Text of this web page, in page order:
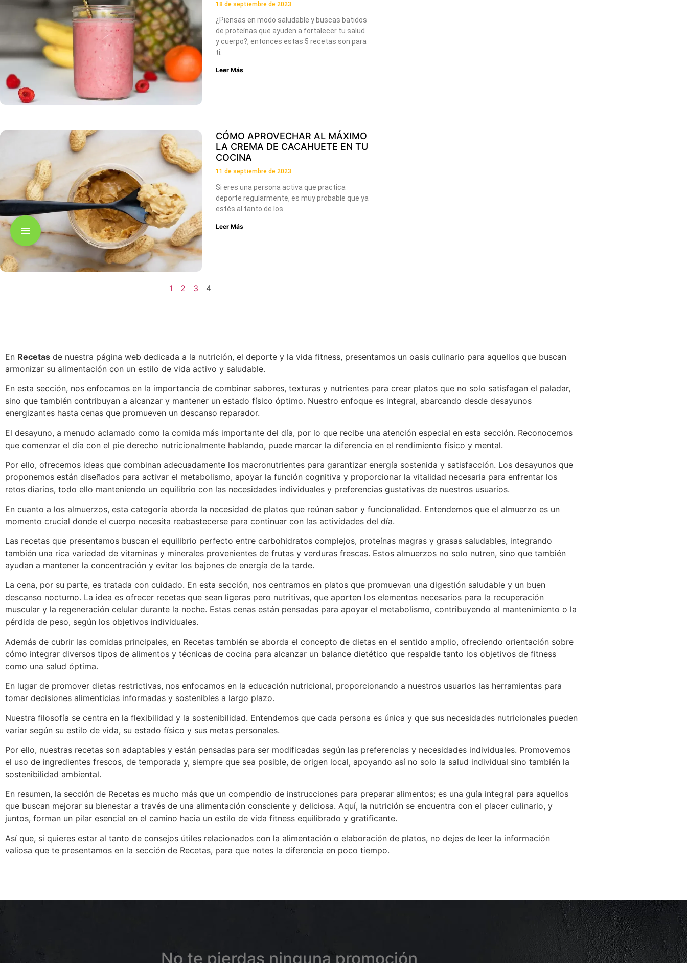
18 de septiembre de 2023
¿Piensas en modo saludable y buscas batidos
de proteínas que ayuden a fortalecer tu salud
y cuerpo?, entonces estas 5 recetas son para
ti.
Leer Más
CÓMO APROVECHAR AL MÁXIMO
LA CREMA DE CACAHUETE EN TU
COCINA
11 de septiembre de 2023
Si eres una persona activa que practica
deporte regularmente, es muy probable que ya
estés al tanto de los
Leer Más
1 2 3 4
En Recetas de nuestra página web dedicada a la nutrición, el deporte y la vida fitness, presentamos un oasis culinario para aquellos que buscan
armonizar su alimentación con un estilo de vida activo y saludable.
En esta sección, nos enfocamos en la importancia de combinar sabores, texturas y nutrientes para crear platos que no solo satisfagan el paladar,
sino que también contribuyan a alcanzar y mantener un estado físico óptimo. Nuestro enfoque es integral, abarcando desde desayunos
energizantes hasta cenas que promueven un descanso reparador.
El desayuno, a menudo aclamado como la comida más importante del día, por lo que recibe una atención especial en esta sección. Reconocemos
que comenzar el día con el pie derecho nutricionalmente hablando, puede marcar la diferencia en el rendimiento físico y mental.
Por ello, ofrecemos ideas que combinan adecuadamente los macronutrientes para garantizar energía sostenida y satisfacción. Los desayunos que
proponemos están diseñados para activar el metabolismo, apoyar la función cognitiva y proporcionar la vitalidad necesaria para enfrentar los
retos diarios, todo ello manteniendo un equilibrio con las necesidades individuales y preferencias gustativas de nuestros usuarios.
En cuanto a los almuerzos, esta categoría aborda la necesidad de platos que reúnan sabor y funcionalidad. Entendemos que el almuerzo es un
momento crucial donde el cuerpo necesita reabastecerse para continuar con las actividades del día.
Las recetas que presentamos buscan el equilibrio perfecto entre carbohidratos complejos, proteínas magras y grasas saludables, integrando
también una rica variedad de vitaminas y minerales provenientes de frutas y verduras frescas. Estos almuerzos no solo nutren, sino que también
ayudan a mantener la concentración y evitar los bajones de energía de la tarde.
La cena, por su parte, es tratada con cuidado. En esta sección, nos centramos en platos que promuevan una digestión saludable y un buen
descanso nocturno. La idea es ofrecer recetas que sean ligeras pero nutritivas, que aporten los elementos necesarios para la recuperación
muscular y la regeneración celular durante la noche. Estas cenas están pensadas para apoyar el metabolismo, contribuyendo al mantenimiento o la
pérdida de peso, según los objetivos individuales.
Además de cubrir las comidas principales, en Recetas también se aborda el concepto de dietas en el sentido amplio, ofreciendo orientación sobre
cómo integrar diversos tipos de alimentos y técnicas de cocina para alcanzar un balance dietético que respalde tanto los objetivos de fitness
como una salud óptima.
En lugar de promover dietas restrictivas, nos enfocamos en la educación nutricional, proporcionando a nuestros usuarios las herramientas para
tomar decisiones alimenticias informadas y sostenibles a largo plazo.
Nuestra filosofía se centra en la flexibilidad y la sostenibilidad. Entendemos que cada persona es única y que sus necesidades nutricionales pueden
variar según su estilo de vida, su estado físico y sus metas personales.
Por ello, nuestras recetas son adaptables y están pensadas para ser modificadas según las preferencias y necesidades individuales. Promovemos
el uso de ingredientes frescos, de temporada y, siempre que sea posible, de origen local, apoyando así no solo la salud individual sino también la
sostenibilidad ambiental.
En resumen, la sección de Recetas es mucho más que un compendio de instrucciones para preparar alimentos; es una guía integral para aquellos
que buscan mejorar su bienestar a través de una alimentación consciente y deliciosa. Aquí, la nutrición se encuentra con el placer culinario, y
juntos, forman un pilar esencial en el camino hacia un estilo de vida fitness equilibrado y gratificante.
Así que, si quieres estar al tanto de consejos útiles relacionados con la alimentación o elaboración de platos, no dejes de leer la información
valiosa que te presentamos en la sección de Recetas, para que notes la diferencia en poco tiempo.
No te pierdas ninguna promoción